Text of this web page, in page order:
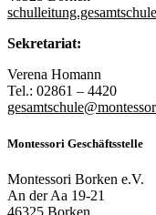
Sekretariat:
Verena Homann
Tel.: 02861 – 4420
Montessori Geschäftsstelle
Montessori Borken e.V.
An der Aa 19-21
46325 Borken